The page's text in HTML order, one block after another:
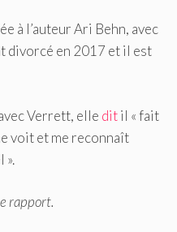
à l’auteur Ari Behn, avec
divorcé en 2017 et il est
Verrett, elle ditil « fait
voit et me reconnaît
».
rapport.